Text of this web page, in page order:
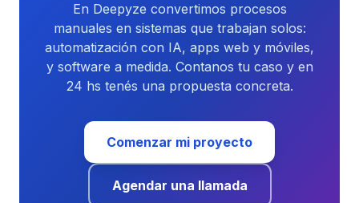
En Deepyze convertimos procesos
manuales en sistemas que trabajan solos:
automatización con IA, apps web y móviles,
y software a medida. Contanos tu caso y en
24 hs tenés una propuesta concreta.
Comenzar mi proyecto
Agendar una llamada